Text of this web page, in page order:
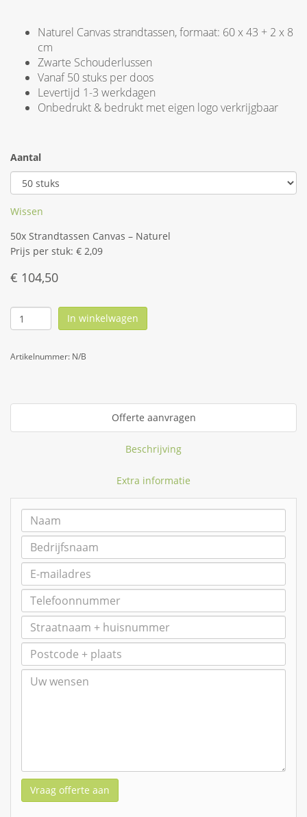
Naturel Canvas strandtassen, formaat: 60 x 43 + 2 x 8
cm
Zwarte Schouderlussen
Vanaf 50 stuks per doos
Levertijd 1-3 werkdagen
Onbedrukt & bedrukt met eigen logo verkrijgbaar
Aantal
Wissen
50x Strandtassen Canvas – Naturel
Prijs per stuk: € 2,09
€ 104,50
In winkelwagen
Artikelnummer: N/B
Offerte aanvragen
Beschrijving
Extra informatie
Vraag offerte aan